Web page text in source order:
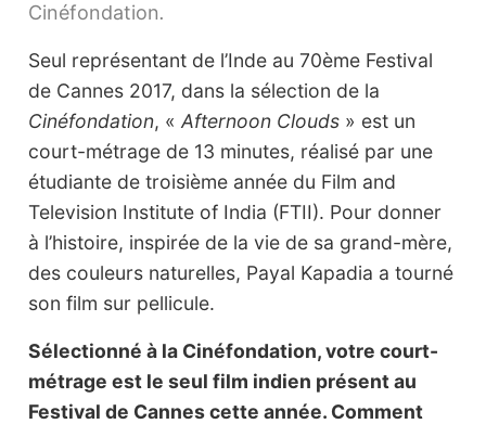
Cinéfondation.
Seul représentant de l’Inde au 70ème Festival
de Cannes 2017, dans la sélection de la
Cinéfondation, «Afternoon Clouds » est un
court-métrage de 13 minutes, réalisé par une
étudiante de troisième année du Film and
Television Institute of India (FTII). Pour donner
à l’histoire, inspirée de la vie de sa grand-mère,
des couleurs naturelles, Payal Kapadia a tourné
son film sur pellicule.
Sélectionné à la Cinéfondation, votre court-
métrage est le seul film indien présent au
Festival de Cannes cette année. Comment